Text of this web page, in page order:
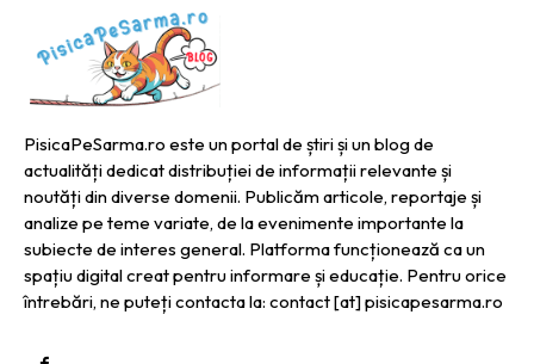
PisicaPeSarma.ro este un portal de știri și un blog de
actualități dedicat distribuției de informații relevante și
noutăți din diverse domenii. Publicăm articole, reportaje și
analize pe teme variate, de la evenimente importante la
subiecte de interes general. Platforma funcționează ca un
spațiu digital creat pentru informare și educație. Pentru orice
întrebări, ne puteți contacta la: contact [at] pisicapesarma.ro